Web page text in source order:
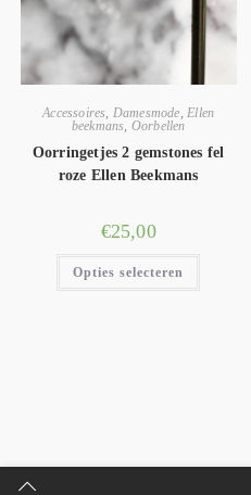
Accessoires Damesmode Ellen
beekmans Oorbellen
Oorringetjes 2 gemstones fel
roze Ellen Beekmans
€25,00
Opties selecteren